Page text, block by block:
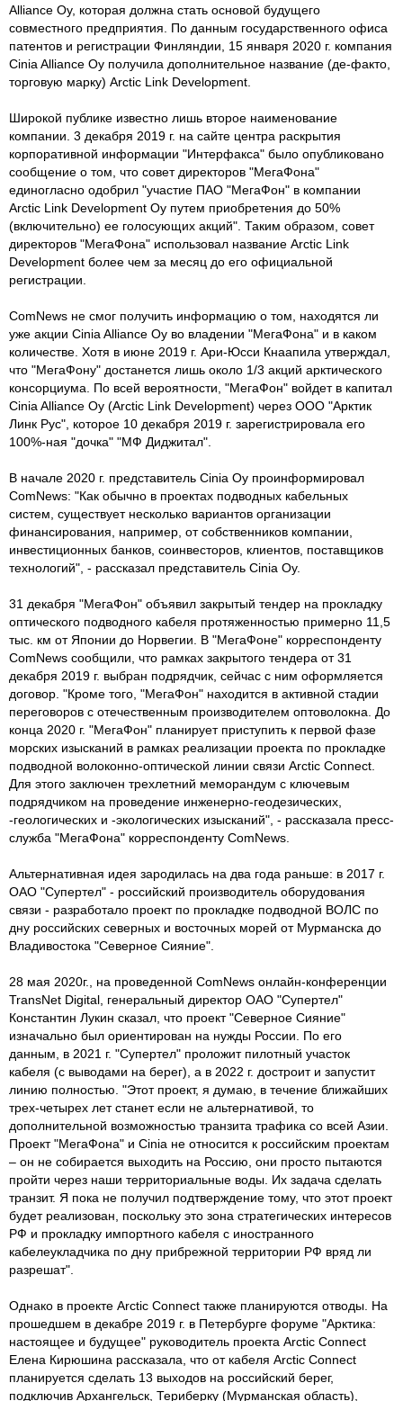
Alliance Oy, которая должна стать основой будущего
совместного предприятия. По данным государственного офиса
патентов и регистрации Финляндии, 15 января 2020 г. компания
Cinia Alliance Oy получила дополнительное название (де-факто,
торговую марку) Arctic Link Development.
Широкой публике известно лишь второе наименование
компании. 3 декабря 2019 г. на сайте центра раскрытия
корпоративной информации "Интерфакса" было опубликовано
сообщение о том, что совет директоров "МегаФона"
единогласно одобрил "участие ПАО "МегаФон" в компании
Arctic Link Development Oy путем приобретения до 50%
(включительно) ее голосующих акций". Таким образом, совет
директоров "МегаФона" использовал название Arctic Link
Development более чем за месяц до его официальной
регистрации.
ComNews не смог получить информацию о том, находятся ли
уже акции Cinia Alliance Oy во владении "МегаФона" и в каком
количестве. Хотя в июне 2019 г. Ари-Юсси Кнаапила утверждал,
что "МегаФону" достанется лишь около 1/3 акций арктического
консорциума. По всей вероятности, "МегаФон" войдет в капитал
Cinia Alliance Oy (Arctic Link Development) через ООО "Арктик
Линк Рус", которое 10 декабря 2019 г. зарегистрировала его
100%-ная "дочка" "МФ Диджитал".
В начале 2020 г. представитель Cinia Oy проинформировал
ComNews: "Как обычно в проектах подводных кабельных
систем, существует несколько вариантов организации
финансирования, например, от собственников компании,
инвестиционных банков, соинвесторов, клиентов, поставщиков
технологий", - рассказал представитель Cinia Oy.
31 декабря "МегаФон" объявил закрытый тендер на прокладку
оптического подводного кабеля протяженностью примерно 11,5
тыс. км от Японии до Норвегии. В "МегаФоне" корреспонденту
ComNews сообщили, что рамках закрытого тендера от 31
декабря 2019 г. выбран подрядчик, сейчас с ним оформляется
договор. "Кроме того, "МегаФон" находится в активной стадии
переговоров с отечественным производителем оптоволокна. До
конца 2020 г. "МегаФон" планирует приступить к первой фазе
морских изысканий в рамках реализации проекта по прокладке
подводной волоконно-оптической линии связи Arctic Connect.
Для этого заключен трехлетний меморандум с ключевым
подрядчиком на проведение инженерно-геодезических,
-геологических и -экологических изысканий", - рассказала пресс-
служба "МегаФона" корреспонденту ComNews.
Альтернативная идея зародилась на два года раньше: в 2017 г.
ОАО "Супертел" - российский производитель оборудования
связи - разработало проект по прок­ладке под­водной ВОЛС по
дну рос­сий­ских се­вер­ных и вос­точных мо­рей от Мур­ман­ска до
Вла­дивос­то­ка "Се­вер­ное Сия­ние".
28 мая 2020г., на проведенной ComNews онлайн-конференции
TransNet Digital, генеральный директор ОАО "Супертел"
Константин Лукин сказал, что проект "Северное Сияние"
изначально был ориентирован на нужды России. По его
данным, в 2021 г. "Супертел" проложит пилотный участок
кабеля (с выводами на берег), а в 2022 г. достроит и запустит
линию полностью. "Этот проект, я думаю, в течение ближайших
трех-четырех лет станет если не альтернативой, то
дополнительной возможностью транзита трафика со всей Азии.
Проект "МегаФона" и Cinia не относится к российским проектам
– он не собирается выходить на Россию, они просто пытаются
пройти через наши территориальные воды. Их задача сделать
транзит. Я пока не получил подтверждение тому, что этот проект
будет реализован, поскольку это зона стратегических интересов
РФ и прокладку импортного кабеля с иностранного
кабелеукладчика по дну прибрежной территории РФ вряд ли
разрешат".
Однако в проекте Arctic Connect также планируются отводы. На
прошедшем в декабре 2019 г. в Петербурге форуме "Арктика:
настоящее и будущее" руководитель проекта Arctic Connect
Елена Кирюшина рассказала, что от кабеля Arctic Connect
планируется сделать 13 выходов на российский берег,
подключив Архангельск, Териберку (Мурманская область),